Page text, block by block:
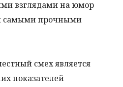
взглядами на юмор
самыми прочными
смех является
показателей